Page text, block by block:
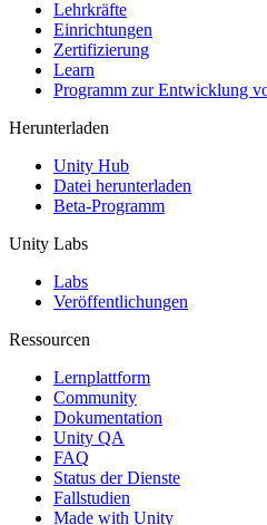
XR-Spiele
XR-Spiele plattformübergreifend
Multiplayer-Spiele
Vereinfachte Entwicklung von
Lehrkräfte
Einrichtungen
Zertifizierung
Learn
Programm zur Entwicklung
Herunterladen
Unity Hub
Datei herunterladen
Beta-Programm
Unity Labs
Labs
Veröffentlichungen
Ressourcen
Lernplattform
Community
Dokumentation
Unity QA
FAQ
Status der Dienste
Fallstudien
Made with Unity